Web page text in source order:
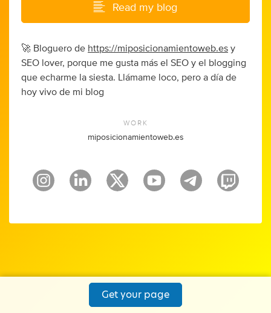
Read my blog
🚀 Bloguero de https://miposicionamientoweb.es y
SEO lover, porque me gusta más el SEO y el blogging
que echarme la siesta. Llámame loco, pero a día de
hoy vivo de mi blog
WORK
miposicionamientoweb.es
Get your page